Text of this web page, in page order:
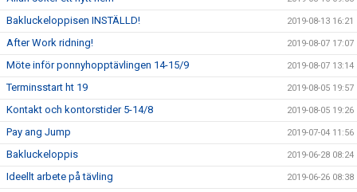
Bakluckeloppisen INSTÄLLD! 2019-08-13 16:21
After Work ridning! 2019-08-07 17:07
Möte inför ponnyhopptävlingen 14-15/9 2019-08-07 13:14
Terminsstart ht 19 2019-08-05 19:57
Kontakt och kontorstider 5-14/8 2019-08-05 19:26
Pay ang Jump 2019-07-04 11:56
Bakluckeloppis 2019-06-28 08:24
Ideellt arbete på tävling 2019-06-26 08:38